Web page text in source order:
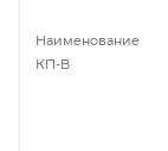
Наименование
КП-В